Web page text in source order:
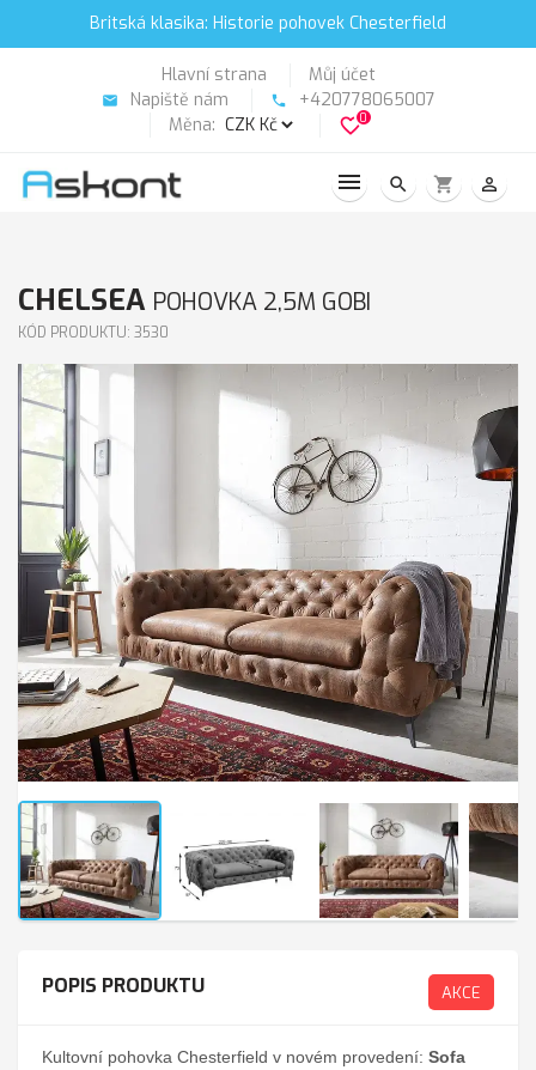
Britská klasika: Historie pohovek Chesterfield
Hlavní strana Můj účet
email Napiště nám phone
+420778065007
Měna:
favorite_border0
search shopping_cart person_outline
CHELSEA POHOVKA 2,5M GOBI
KÓD PRODUKTU: 3530
POPIS PRODUKTU AKCE
Kultovní pohovka Chesterfield v novém provedení: Sofa